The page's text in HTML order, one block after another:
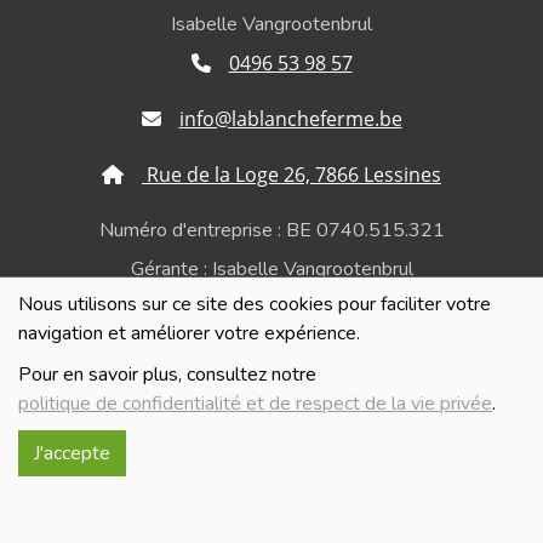
Nous utilisons sur ce site des cookies pour faciliter votre
navigation et améliorer votre expérience.
Pour en savoir plus, consultez notre
politique de confidentialité et de respect de la vie privée.
J'accepte
Isabelle Vangrootenbrul
0496 53 98 57
info@lablancheferme.be
Rue de la Loge 26, 7866 Lessines
Numéro d'entreprise : BE 0740.515.321
Gérante : Isabelle Vangrootenbrul
Politique de confidentialité et de respect de la vie
privée